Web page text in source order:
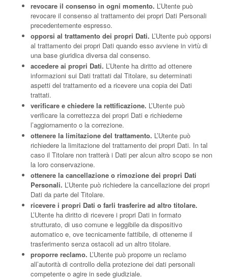
revocare il consenso in ogni momento. L’Utente può
revocare il consenso al trattamento dei propri Dati Personali
precedentemente espresso.
opporsi al trattamento dei propri Dati. L’Utente può opporsi
al trattamento dei propri Dati quando esso avviene in virtù di
una base giuridica diversa dal consenso.
accedere ai propri Dati. L’Utente ha diritto ad ottenere
informazioni sui Dati trattati dal Titolare, su determinati
aspetti del trattamento ed a ricevere una copia dei Dati
trattati.
verificare e chiedere la rettificazione. L’Utente può
verificare la correttezza dei propri Dati e richiederne
l’aggiornamento o la correzione.
ottenere la limitazione del trattamento. L’Utente può
richiedere la limitazione del trattamento dei propri Dati. In tal
caso il Titolare non tratterà i Dati per alcun altro scopo se non
la loro conservazione.
ottenere la cancellazione o rimozione dei propri Dati
Personali. L’Utente può richiedere la cancellazione dei propri
Dati da parte del Titolare.
ricevere i propri Dati o farli trasferire ad altro titolare.
L’Utente ha diritto di ricevere i propri Dati in formato
strutturato, di uso comune e leggibile da dispositivo
automatico e, ove tecnicamente fattibile, di ottenerne il
trasferimento senza ostacoli ad un altro titolare.
proporre reclamo. L’Utente può proporre un reclamo
all’autorità di controllo della protezione dei dati personali
competente o agire in sede giudiziale.